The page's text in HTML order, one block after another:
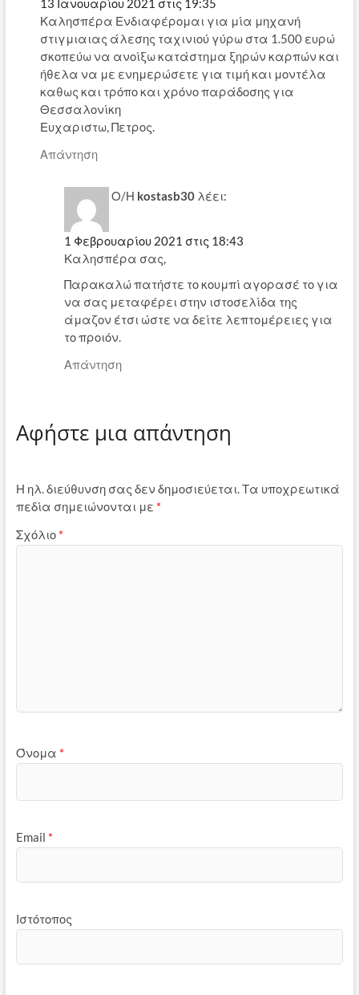
13 Ιανουαρίου 2021 στις 19:35
Καλησπέρα Ενδιαφέρομαι για μία μηχανή
στιγμιαιας άλεσης ταχινιού γύρω στα 1.500 ευρώ
σκοπεύω να ανοίξω κατάστημα ξηρών καρπών και
ήθελα να με ενημερώσετε για τιμή και μοντέλα
καθως και τρόπο και χρόνο παράδοσης για
Θεσσαλονίκη
Ευχαριστω, Πετρος.
Απάντηση
Ο/Η kostasb30 λέει:
1 Φεβρουαρίου 2021 στις 18:43
Καλησπέρα σας,
Παρακαλώ πατήστε το κουμπί αγορασέ το για
να σας μεταφέρει στην ιστοσελίδα της
άμαζον έτσι ώστε να δείτε λεπτομέρειες για
το προιόν.
Απάντηση
Αφήστε μια απάντηση
Η ηλ. διεύθυνση σας δεν δημοσιεύεται. Τα υποχρεωτικά
πεδία σημειώνονται με *
Σχόλιο *
Όνομα *
Email *
Ιστότοπος